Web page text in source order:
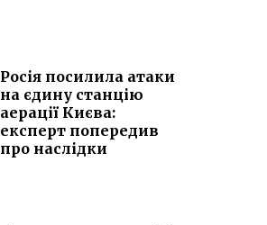
Росія посилила атаки
на єдину станцію
аерації Києва:
експерт попередив
про наслідки